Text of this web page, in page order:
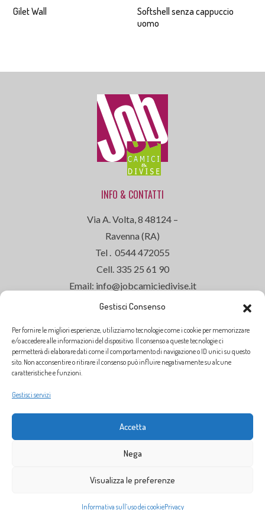
Gestisci Consenso
Per fornire le migliori esperienze, utilizziamo tecnologie come i cookie per memorizzare
e/o accedere alle informazioni del dispositivo. Il consenso a queste tecnologie ci
permetterà di elaborare dati come il comportamento di navigazione o ID unici su questo
sito. Non acconsentire o ritirare il consenso può influire negativamente su alcune
caratteristiche e funzioni.
Gestisci servizi
Accetta
Nega
Visualizza le preferenze
Informativa sull’uso dei cookiePrivacy
Gilet Wall
Softshell senza cappuccio
uomo
INFO & CONTATTI
Via A. Volta, 8 48124 –
Ravenna (RA)
Tel . 0544 472055
Cell. 335 25 61 90
Email: info@jobcamiciedivise.it
ORARI DI APERTURA
Siamo aperti dalLunedì al Venerdìdalle
SABATO CHIUSO